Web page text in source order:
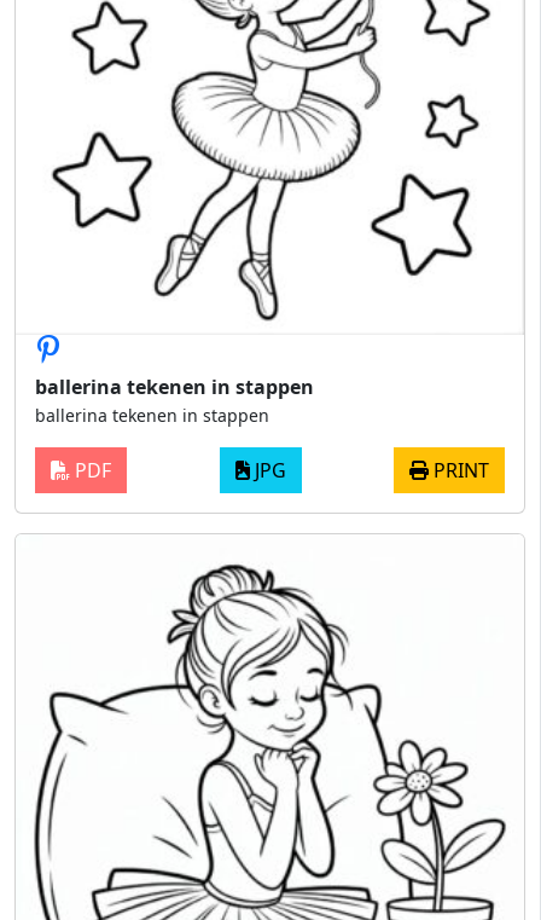
ballerina tekenen in stappen
ballerina tekenen in stappen
PDF JPG PRINT